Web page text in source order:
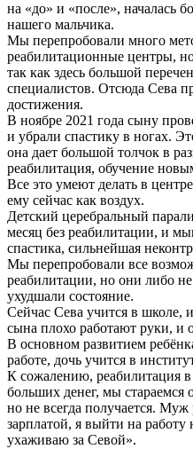
на «до» и «после», началась
нашего мальчика.
Мы перепробовали много
реабилитационные центры,
так как здесь большой
специалистов. Отсюда Сева
достижения.
В ноябре 2021 года сыну
и убрали спастику в ногах.
она дает большой толчок в
реабилитация, обучение
Все это умеют делать в
ему сейчас как воздух.
Детский церебральный
месяц без реабилитации, и
спастика, сильнейшая
Мы перепробовали все
реабилитации, но они либо не
ухудшали состояние.
Сейчас Сева учится в школе,
сына плохо работают руки, и
В основном развитием
работе, дочь учится в
К сожалению, реабилитация
больших денег, мы стараемся
но не всегда получается.
зарплатой, я выйти на работу
ухаживаю за Севой».